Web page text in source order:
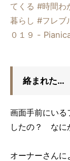
てくる #時間わ
暮らし #フレブ
０１９ -
絡まれた…
画面手前にいる
したの？ なに
オーナーさん